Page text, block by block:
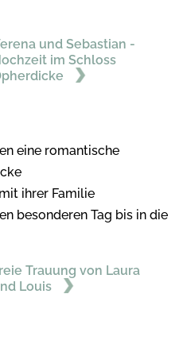
und Sebastian -
im Schloss
eine romantische
ihrer Familie
besonderen Tag bis in die
Trauung von Laura
Louis